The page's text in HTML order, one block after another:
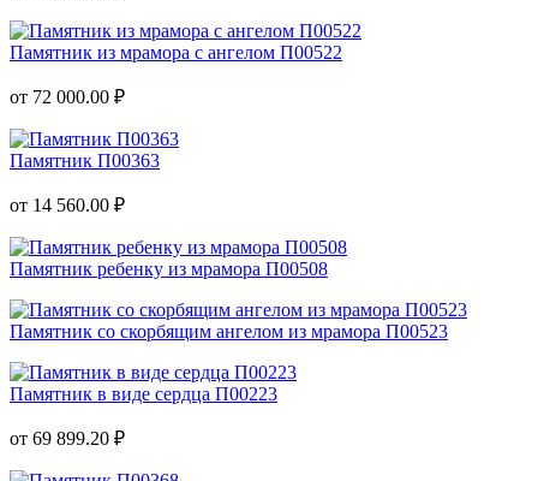
Памятник из мрамора с ангелом П00522
от 72 000.00 ₽
Памятник П00363
от 14 560.00 ₽
Памятник ребенку из мрамора П00508
Памятник со скорбящим ангелом из мрамора П00523
Памятник в виде сердца П00223
от 69 899.20 ₽